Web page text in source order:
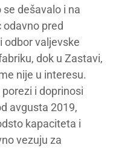
dešavalo i na
odavno pred
odbor valjevske
dok u Zastavi,
nije u interesu.
i doprinosi
avgusta 2019,
kapaciteta i
vezuju za